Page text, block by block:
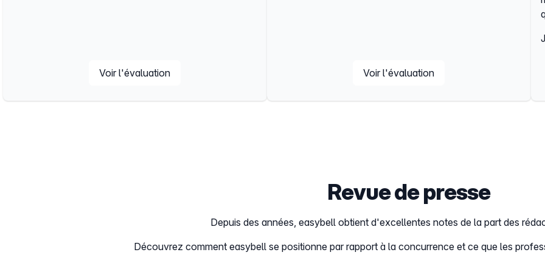
Voir l'évaluation Voir l'évaluation
Revue de presse
Depuis des années, easybell obtient d'excellentes notes de la part des
Découvrez comment easybell se positionne par rapport à la concurrence et ce que les